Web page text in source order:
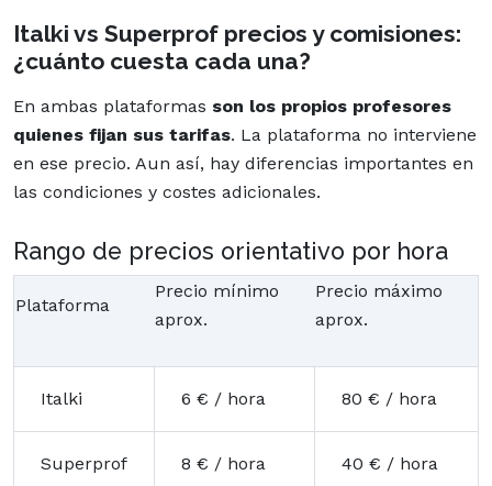
Italki vs Superprof precios y comisiones:
¿cuánto cuesta cada una?
En ambas plataformas son los propios profesores
quienes fijan sus tarifas. La plataforma no interviene
en ese precio. Aun así, hay diferencias importantes en
las condiciones y costes adicionales.
Rango de precios orientativo por hora
Plataforma
Precio mínimo
aprox.
Precio máximo
aprox.
Italki 6 € / hora 80 € / hora
Superprof 8 € / hora 40 € / hora